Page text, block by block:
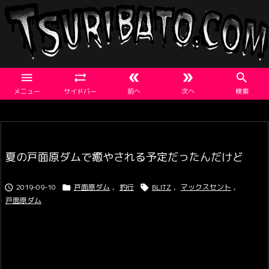

メニュー

サイドバー

前へ

次へ

検索
夏の戸面原ダムで癒やされる予定だったんだけど
 2019-09-10  戸面原ダム , 釣行  BLITZ , マックスセント ,
戸面原ダム